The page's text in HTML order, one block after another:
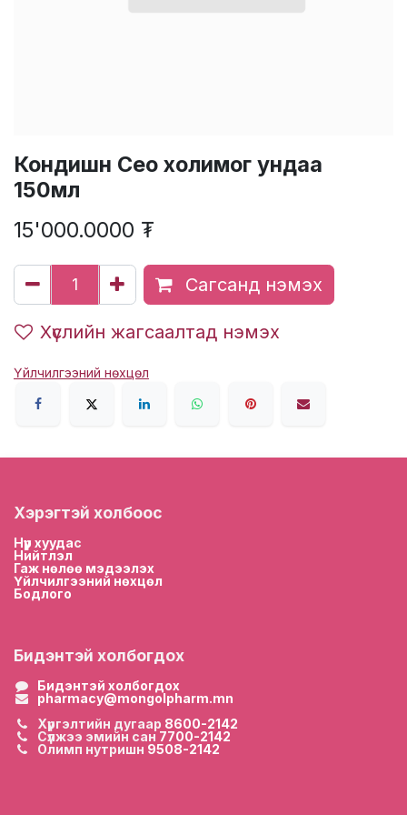
Кондишн Сео холимог ундаа
150мл
15'000.0000 ₮
Сагсанд нэмэх
Хүслийн жагсаалтад нэмэх
Үйлчилгээний нөхцөл
Хэрэгтэй холбоос
Нүүр хуудас
Нийтлэл
Гаж нөлөө мэдээлэх
Үйлчилгээний нөхцөл
Бодлого
Бидэнтэй холбогдох
Бидэнтэй холбогдох
pharmacy@mongolpharm.mn
Хүргэлтийн дугаар 8600-2142
Сүлжээ эмийн сан 7700-2142
Олимп нутришн 9508-2142